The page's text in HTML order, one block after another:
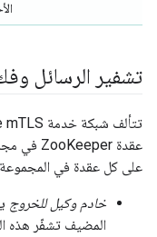
تشفير الرسائل
على كل عقدة في
خادم وكيل للخروج
المضيف تشفّر هذه